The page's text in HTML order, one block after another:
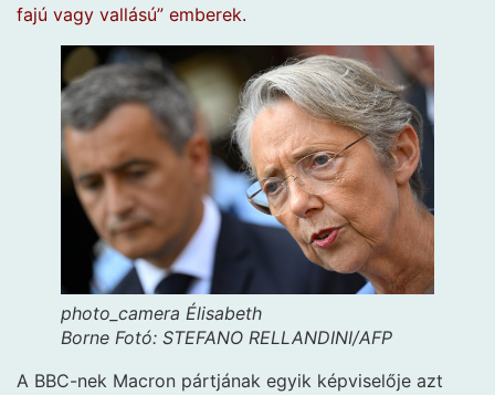
fajú vagy vallású” emberek.
photo_camera Élisabeth
Borne Fotó: STEFANO RELLANDINI/AFP
A BBC-nek Macron pártjának egyik képviselője azt